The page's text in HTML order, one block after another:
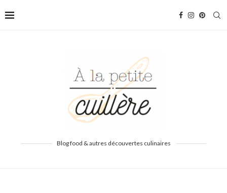
Blog food & autres découvertes culinaires